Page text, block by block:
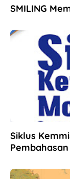
SMILING
Siklus
Pembahasan